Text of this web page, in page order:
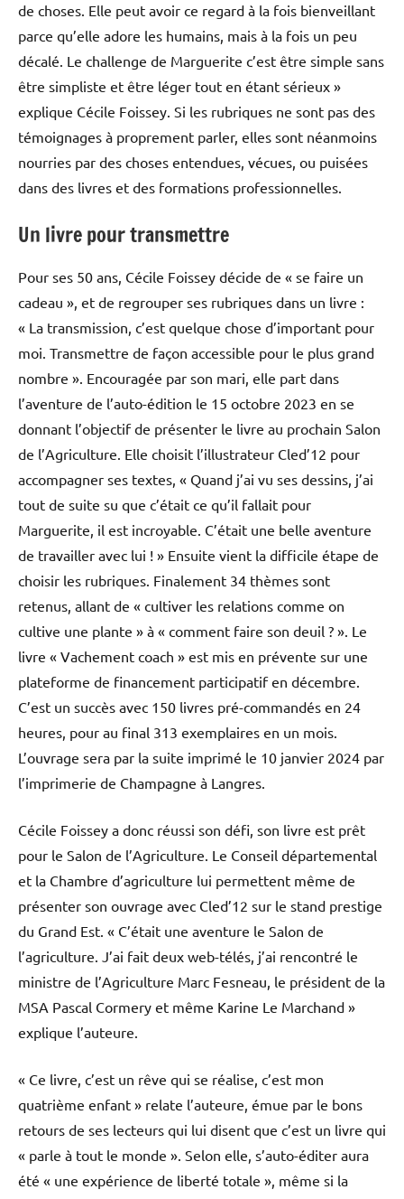
de choses. Elle peut avoir ce regard à la fois bienveillant
parce qu’elle adore les humains, mais à la fois un peu
décalé. Le challenge de Marguerite c’est être simple sans
être simpliste et être léger tout en étant sérieux »
explique Cécile Foissey. Si les rubriques ne sont pas des
témoignages à proprement parler, elles sont néanmoins
nourries par des choses entendues, vécues, ou puisées
dans des livres et des formations professionnelles.
Un livre pour transmettre
Pour ses 50 ans, Cécile Foissey décide de « se faire un
cadeau », et de regrouper ses rubriques dans un livre :
« La transmission, c’est quelque chose d’important pour
moi. Transmettre de façon accessible pour le plus grand
nombre ». Encouragée par son mari, elle part dans
l’aventure de l’auto-édition le 15 octobre 2023 en se
donnant l’objectif de présenter le livre au prochain Salon
de l’Agriculture. Elle choisit l’illustrateur Cled’12 pour
accompagner ses textes, « Quand j’ai vu ses dessins, j’ai
tout de suite su que c’était ce qu’il fallait pour
Marguerite, il est incroyable. C’était une belle aventure
de travailler avec lui ! » Ensuite vient la difficile étape de
choisir les rubriques. Finalement 34 thèmes sont
retenus, allant de « cultiver les relations comme on
cultive une plante » à « comment faire son deuil ? ». Le
livre « Vachement coach » est mis en prévente sur une
plateforme de financement participatif en décembre.
C’est un succès avec 150 livres pré-commandés en 24
heures, pour au final 313 exemplaires en un mois.
L’ouvrage sera par la suite imprimé le 10 janvier 2024 par
l’imprimerie de Champagne à Langres.
Cécile Foissey a donc réussi son défi, son livre est prêt
pour le Salon de l’Agriculture. Le Conseil départemental
et la Chambre d’agriculture lui permettent même de
présenter son ouvrage avec Cled’12 sur le stand prestige
du Grand Est. « C’était une aventure le Salon de
l’agriculture. J’ai fait deux web-télés, j’ai rencontré le
ministre de l’Agriculture Marc Fesneau, le président de la
MSA Pascal Cormery et même Karine Le Marchand »
explique l’auteure.
« Ce livre, c’est un rêve qui se réalise, c’est mon
quatrième enfant » relate l’auteure, émue par le bons
retours de ses lecteurs qui lui disent que c’est un livre qui
« parle à tout le monde ». Selon elle, s’auto-éditer aura
été « une expérience de liberté totale », même si la